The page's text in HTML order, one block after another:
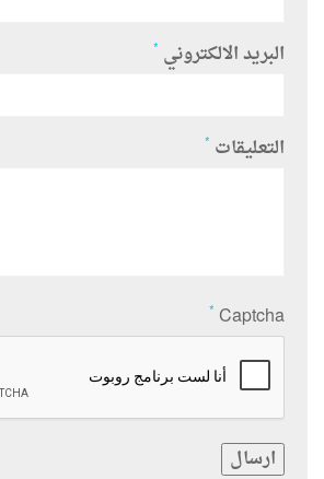
البريد الالكتروني *
التعليقات *
Captcha
*
ارسال